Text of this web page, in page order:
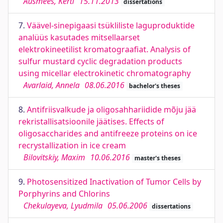
dissertations
7. Väävel-sinepigaasi tsükliliste laguproduktide
analüüs kasutades mitsellaarset
elektrokineetilist kromatograafiat. Analysis of
sulfur mustard cyclic degradation products
using micellar electrokinetic chromatography
Avarlaid, Annela 08.06.2016 bachelor's theses
8. Antifriisvalkude ja oligosahhariidide mõju jää
rekristallisatsioonile jäätises. Effects of
oligosaccharides and antifreeze proteins on ice
recrystallization in ice cream
Bilovitskiy, Maxim 10.06.2016 master's theses
9. Photosensitized Inactivation of Tumor Cells by
Porphyrins and Chlorins
Chekulayeva, Lyudmila 05.06.2006 dissertations